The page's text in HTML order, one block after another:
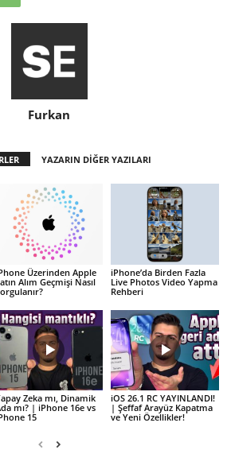
Furkan
YAZARIN DİĞER YAZILARI
Üzerinden Apple
Alım Geçmişi Nasıl
iPhone’da Birden Fazla
Live Photos Video Yapma
Rehberi
Zeka mı, Dinamik
mı? | iPhone 16e vs
15
iOS 26.1 RC YAYINLANDI!
| Şeffaf Arayüz Kapatma
ve Yeni Özellikler!